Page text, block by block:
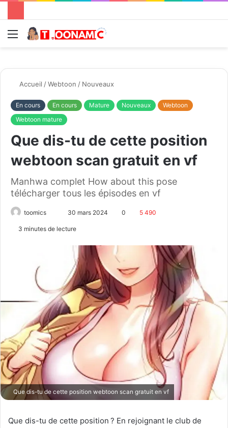
Menu
Accueil /Webtoon / Nouveaux
En cours En cours Mature Nouveaux
Webtoon
Webtoon mature
Que dis-tu de cette position
webtoon scan gratuit en vf
Manhwa complet How about this pose
télécharger tous les épisodes en vf
toomics
n
u
n
c
o
u
i
e
30 mars 2024 0 5 490
3 minutes de lecture
Que dis-tu de cette position webtoon scan gratuit en vf
Que dis-tu de cette position ? En rejoignant le club de